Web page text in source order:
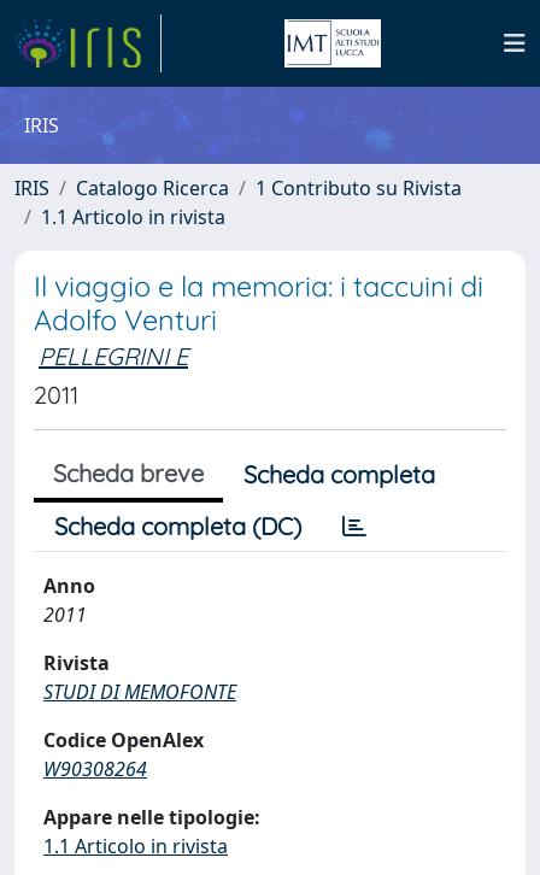
IRIS
IRIS Catalogo Ricerca
1 Contributo su Rivista
1.1 Articolo in rivista
Il viaggio e la memoria: i taccuini di
Adolfo Venturi
PELLEGRINI E
2011
Scheda breve
Scheda completa
Scheda completa (DC)
Anno
2011
Rivista
STUDI DI MEMOFONTE
Codice OpenAlex
W90308264
Appare nelle tipologie:
1.1 Articolo in rivista